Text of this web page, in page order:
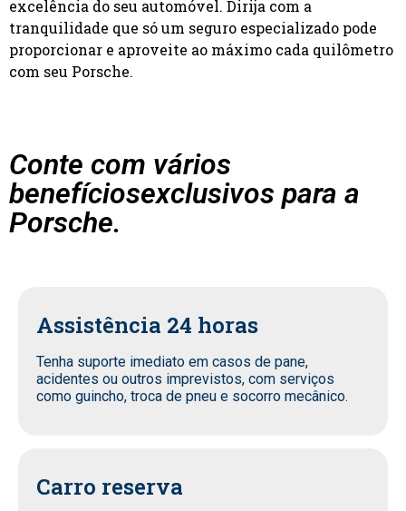
excelência do seu automóvel. Dirija com a
tranquilidade que só um seguro especializado pode
proporcionar e aproveite ao máximo cada quilômetro
com seu Porsche.
Conte com vários
benefíciosexclusivos para a
Porsche.
Assistência 24 horas
Tenha suporte imediato em casos de pane,
acidentes ou outros imprevistos, com serviços
como guincho, troca de pneu e socorro mecânico.
Carro reserva